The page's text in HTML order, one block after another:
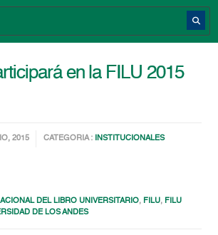
en la FILU 2015
2015 CATEGORIA : INSTITUCIONALES
DEL LIBRO UNIVERSITARIO, FILU, FILU
DE LOS ANDES